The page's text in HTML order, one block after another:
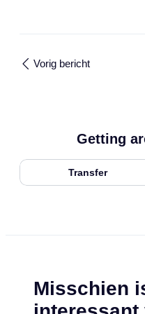
Vorig bericht
Getting
Transfer
Misschien